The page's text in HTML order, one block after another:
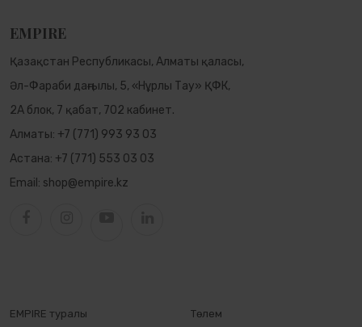
EMPIRE
Қазақстан Республикасы, Алматы қаласы,
Әл-Фараби даңғылы, 5, «Нұрлы Тау» ҚФК,
2А блок, 7 қабат, 702 кабинет.
Алматы: +7 (771) 993 93 03
Астана: +7 (771) 553 03 03
Email: shop@empire.kz
EMPIRE туралы
Төлем